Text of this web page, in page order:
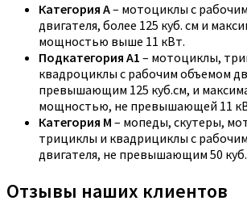
Категория A– мотоциклы с
двигателя, более 125 куб. см и
мощностью выше 11 кВт.
Подкатегория A1 – мотоциклы,
квадроциклы с рабочим объемом
превышающим 125 куб.см, и
мощностью, не превышающей 11
Категория M – мопеды, скутеры,
трициклы и квадрициклы с
двигателя, не превышающим 50
Отзывы наших клиентов